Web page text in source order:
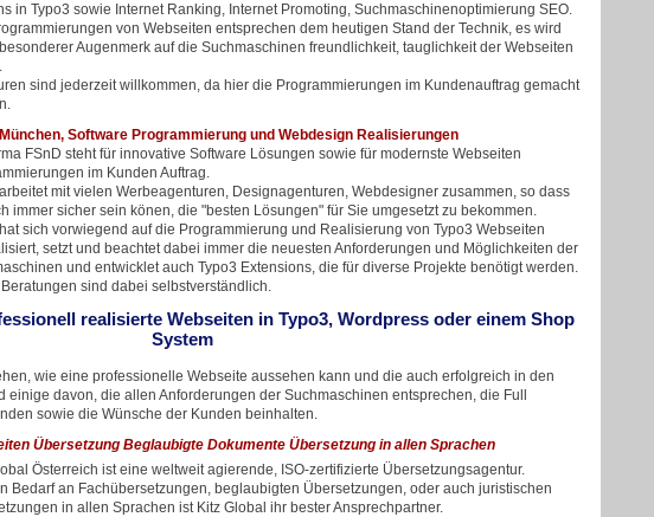
in Typo3 sowie Internet Ranking, Internet Promoting, Suchmaschinenoptimierung SEO.
von Webseiten entsprechen dem heutigen Stand der Technik, es wird
Augenmerk auf die Suchmaschinen freundlichkeit, tauglichkeit der Webseiten
sind jederzeit willkommen, da hier die Programmierungen im Kundenauftrag gemacht
München, Software Programmierung und Webdesign Realisierungen
FSnD steht für innovative Software Lösungen sowie für modernste Webseiten
im Kunden Auftrag.
mit vielen Werbeagenturen, Designagenturen, Webdesigner zusammen, so dass
immer sicher sein könen, die "besten Lösungen" für Sie umgesetzt zu bekommen.
sich vorwiegend auf die Programmierung und Realisierung von Typo3 Webseiten
setzt und beachtet dabei immer die neuesten Anforderungen und Möglichkeiten der
und entwicklet auch Typo3 Extensions, die für diverse Projekte benötigt werden.
sind dabei selbstverständlich.
realisierte Webseiten in Typo3, Wordpress oder einem Shop
System
wie eine professionelle Webseite aussehen kann und die auch erfolgreich in den
davon, die allen Anforderungen der Suchmaschinen entsprechen, die Full
sowie die Wünsche der Kunden beinhalten.
Übersetzung Beglaubigte Dokumente Übersetzung in allen Sprachen
Österreich ist eine weltweit agierende, ISO-zertifizierte Übersetzungsagentur.
Bedarf an Fachübersetzungen, beglaubigten Übersetzungen, oder auch juristischen
in allen Sprachen ist Kitz Global ihr bester Ansprechpartner.